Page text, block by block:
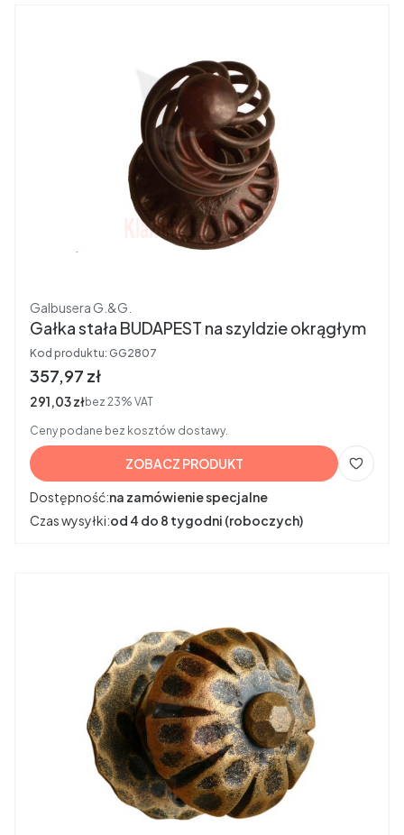
Producent
Galbusera G.&G.
Gałka stała BUDAPEST na szyldzie okrągłym
Kod produktu: GG2807
Cena brutto
357,97 zł
Cena netto
291,03 złbez 23% VAT
Ceny podane bez kosztów dostawy.
ZOBACZ PRODUKT
Dostępność:na zamówienie specjalne
Czas wysyłki:od 4 do 8 tygodni (roboczych)